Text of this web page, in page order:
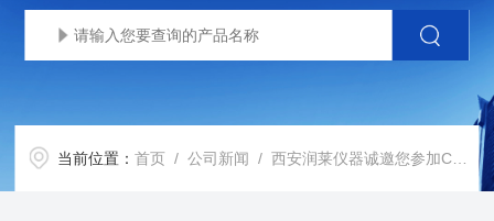
当前位置：首页 /公司新闻 / 西安润莱仪器诚邀您参加CBTC上海国际储能及锂电技术展